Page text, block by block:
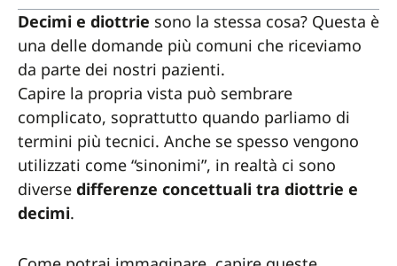
Decimi e diottrie sono la stessa cosa? Questa è
una delle domande più comuni che riceviamo
da parte dei nostri pazienti.
Capire la propria vista può sembrare
complicato, soprattutto quando parliamo di
termini più tecnici. Anche se spesso vengono
utilizzati come “sinonimi”, in realtà ci sono
diverse differenze concettuali tra diottrie e
decimi.